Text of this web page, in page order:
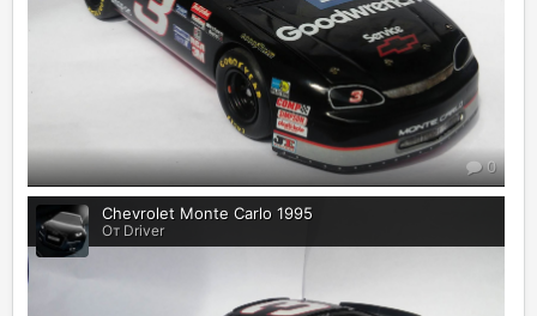
0
Chevrolet Monte Carlo 1995
От Driver